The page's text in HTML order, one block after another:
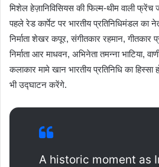
मिशेल हेज़ानिविसियस की फिल्म-थीम वाली फ्रेंच
पहले रेड कार्पेट पर भारतीय प्रतिनिधिमंडल का
निर्माता शेखर कपूर, संगीतकार रहमान, गीतकार
निर्माता आर माधवन, अभिनेता तमन्ना भाटिया,
कलाकार मामे खान भारतीय प्रतिनिधि का
भी उद्घाटन करेंगे.
A historic moment